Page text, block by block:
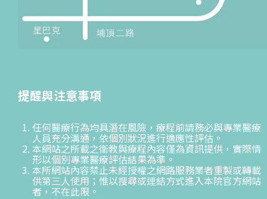
提醒與注意事項
任何醫療行為均具潛在風險，療程前請務必與專業醫療
人員充分溝通，依個別狀況進行適應性評估。
本網站之所載之衛教與療程內容僅為資訊提供，實際情
形以個別專業醫療評估結果為準。
本所網站內容禁止未經授權之網路服務業者重製或轉載
供第三人使用；惟以搜尋或連結方式進入本院官方網站
者，不在此限。